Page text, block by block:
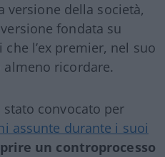
versione della società,
fondata su
l’ex premier, nel suo
ricordare.
convocato per
assunte durante i suoi
un controprocesso